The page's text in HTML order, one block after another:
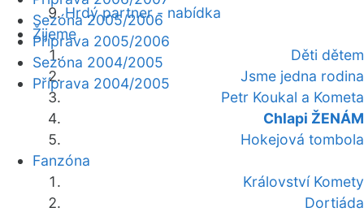
Hrdý partner - nabídka
Žijeme
Děti dětem
Jsme jedna rodina
Petr Koukal a Kometa
Chlapi ŽENÁM
Hokejová tombola
Fanzóna
Království Komety
Dortiáda
Sezóna 2005/2006
Příprava 2005/2006
Sezóna 2004/2005
Příprava 2004/2005